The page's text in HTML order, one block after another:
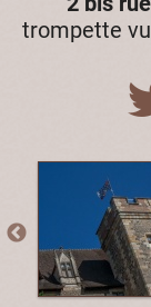
trompette